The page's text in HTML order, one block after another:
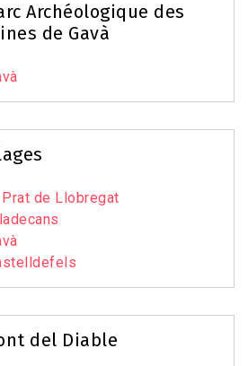
Archéologique des
de Gavà
Prat de Llobregat
del Diable